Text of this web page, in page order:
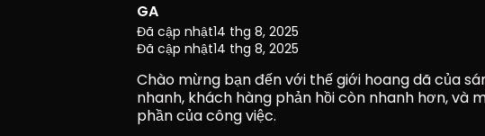
GA
Đã cập nhật14 thg 8, 2025
Đã cập nhật14 thg 8, 2025
Chào mừng bạn đến với thế giới hoang dã của
nhanh, khách hàng phản hồi còn nhanh hơn, và
phần của công việc.